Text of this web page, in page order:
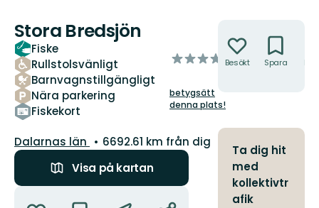
Stora Bredsjön
Fiske
Rullstolsvänligt
Barnvagnstillgängligt
Nära parkering
Fiskekort
av
stjärnor
betygsätt
denna plats!
Län:
Dalarnas län
6692.61 km från dig
Visa på kartan
Besökt Spara
Ta dig hit
med
kollektivtr
afik